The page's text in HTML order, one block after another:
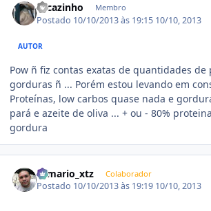
cacazinho Membro
Postado 10/10/2013 às 19:15 10/10, 2013
AUTOR
Pow ñ fiz contas exatas de quantidades
gorduras ñ ... Porém estou levando em
Proteínas, low carbos quase nada e
pará e azeite de oliva ... + ou - 80%
gordura
romario_xtz Colaborador
Postado 10/10/2013 às 19:19 10/10, 2013